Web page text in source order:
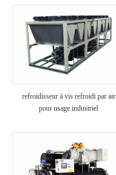
refroidisseur à vis refroidi par air
pour usage industriel